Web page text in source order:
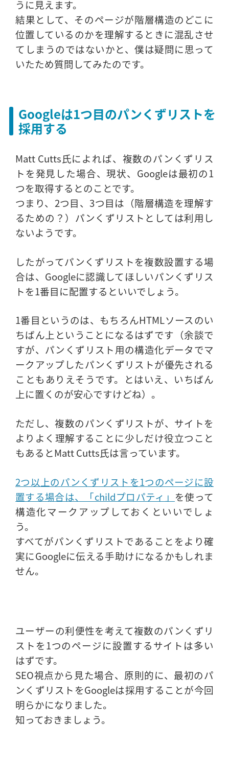
うに見えます。
結果として、そのページが階層構造のどこに
位置しているのかを理解するときに混乱させ
てしまうのではないかと、僕は疑問に思って
いたため質問してみたのです。
Googleは1つ目のパンくずリストを
採用する
Matt Cutts氏によれば、複数のパンくずリス
トを発見した場合、現状、Googleは最初の1
つを取得するとのことです。
つまり、2つ目、3つ目は（階層構造を理解す
るための？）パンくずリストとしては利用し
ないようです。
したがってパンくずリストを複数設置する場
合は、Googleに認識してほしいパンくずリス
トを1番目に配置するといいでしょう。
1番目というのは、もちろんHTMLソースのい
ちばん上ということになるはずです（余談で
すが、パンくずリスト用の構造化データでマ
ークアップしたパンくずリストが優先される
こともありえそうです。とはいえ、いちばん
上に置くのが安心ですけどね）。
ただし、複数のパンくずリストが、サイトを
よりよく理解することに少しだけ役立つこと
もあるとMatt Cutts氏は言っています。
2つ以上のパンくずリストを1つのページに設
置する場合は、「childプロパティ」 を使って
構造化マークアップしておくといいでしょ
う。
すべてがパンくずリストであることをより確
実にGoogleに伝える手助けになるかもしれま
せん。
ユーザーの利便性を考えて複数のパンくずリ
ストを1つのページに設置するサイトは多い
はずです。
SEO視点から見た場合、原則的に、最初のパ
ンくずリストをGoogleは採用することが今回
明らかになりました。
知っておきましょう。